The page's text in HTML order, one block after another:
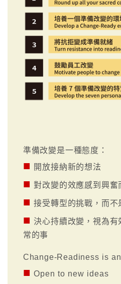
準備改變是一種態度：
■ 開放接納新的想法
■ 對改變的效應感到興奮
■ 接受轉型的挑戰，而不
■ 決心持續改變，視為
常的事
Change-Readiness is
■ Open to new ideas